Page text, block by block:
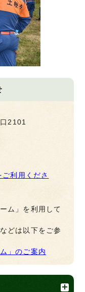
2101
利用くださ
ム」を利用して
どは以下をご参
」のご案内